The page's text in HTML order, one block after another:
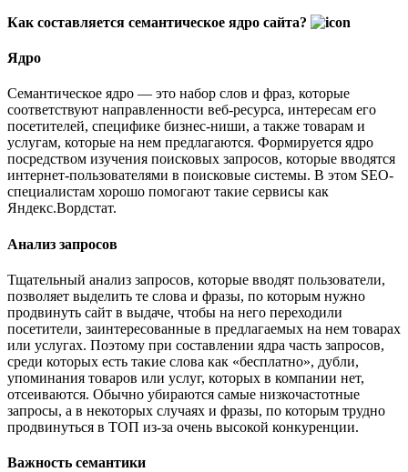
Как составляется семантическое ядро сайта?
Ядро
Семантическое ядро — это набор слов и фраз, которые
соответствуют направленности веб-ресурса, интересам его
посетителей, специфике бизнес-ниши, а также товарам и
услугам, которые на нем предлагаются. Формируется ядро
посредством изучения поисковых запросов, которые вводятся
интернет-пользователями в поисковые системы. В этом SEO-
специалистам хорошо помогают такие сервисы как
Яндекс.Вордстат.
Анализ запросов
Тщательный анализ запросов, которые вводят пользователи,
позволяет выделить те слова и фразы, по которым нужно
продвинуть сайт в выдаче, чтобы на него переходили
посетители, заинтересованные в предлагаемых на нем товарах
или услугах. Поэтому при составлении ядра часть запросов,
среди которых есть такие слова как «бесплатно», дубли,
упоминания товаров или услуг, которых в компании нет,
отсеиваются. Обычно убираются самые низкочастотные
запросы, а в некоторых случаях и фразы, по которым трудно
продвинуться в ТОП из-за очень высокой конкуренции.
Важность семантики